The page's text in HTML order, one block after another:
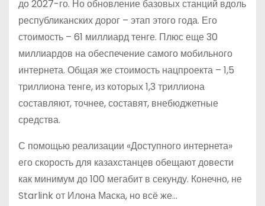
до 2027-го. Но обновление базовых станций вдоль
республиканских дорог – этап этого года. Его
стоимость – 61 миллиард тенге. Плюс еще 30
миллиардов на обеспечение самого мобильного
интернета. Общая же стоимость нацпроекта – 1,5
триллиона тенге, из которых 1,3 триллиона
составляют, точнее, составят, внебюджетные
средства.
С помощью реализации «Доступного интернета»
его скорость для казахстанцев обещают довести
как минимум до 100 мегабит в секунду. Конечно, не
Starlink от Илона Маска, но всё же…